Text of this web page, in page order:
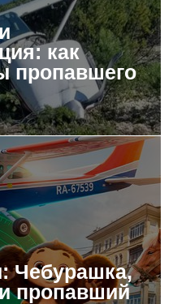
как
пропавшего
Чебурашка,
пропавший